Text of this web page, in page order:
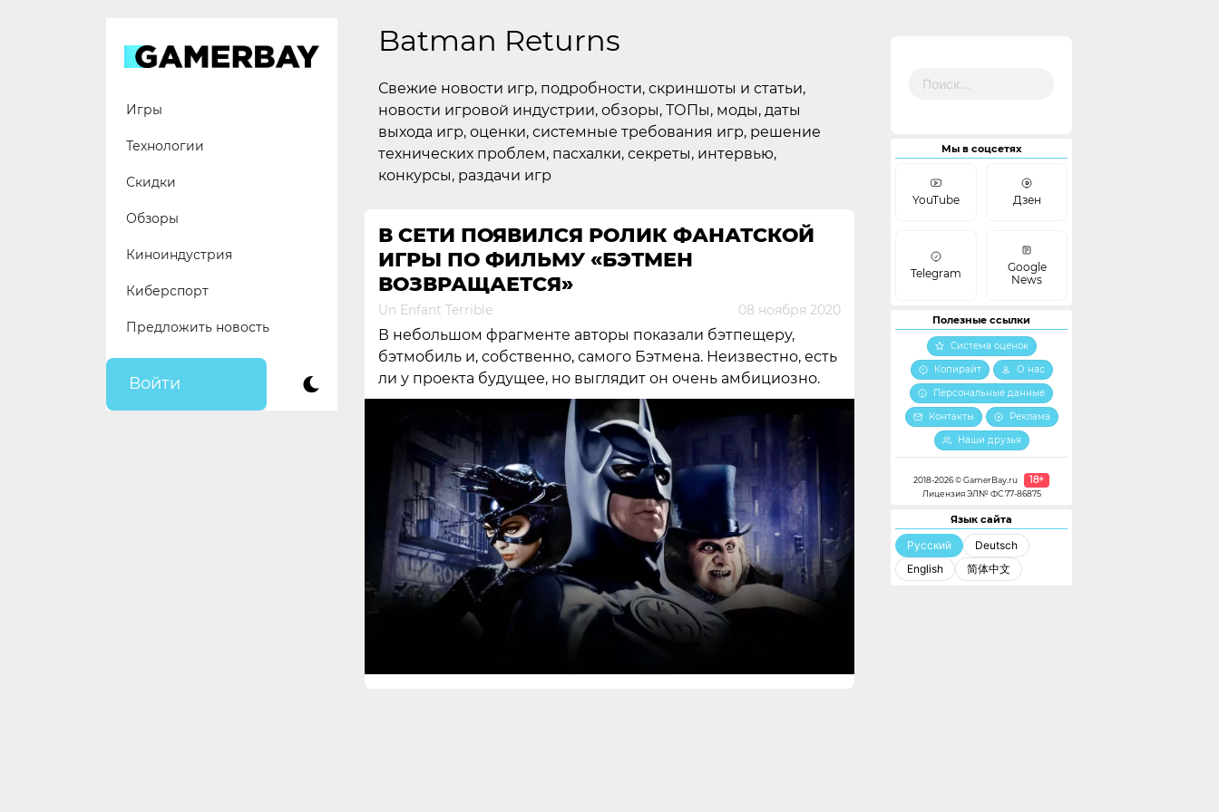
Игры
Технологии
Скидки
Обзоры
Киноиндустрия
Киберспорт
Предложить новость
Войти
Batman Returns
Свежие новости игр, подробности, скриншоты и статьи,
новости игровой индустрии, обзоры, ТОПы, моды, даты
выхода игр, оценки, системные требования игр, решение
технических проблем, пасхалки, секреты, интервью,
конкурсы, раздачи игр
В СЕТИ ПОЯВИЛСЯ РОЛИК ФАНАТСКОЙ
ИГРЫ ПО ФИЛЬМУ «БЭТМЕН
ВОЗВРАЩАЕТСЯ»
Un Enfant Terrible 08 ноября 2020
В небольшом фрагменте авторы показали бэтпещеру,
бэтмобиль и, собственно, самого Бэтмена. Неизвестно, есть
ли у проекта будущее, но выглядит он очень амбициозно.
Мы в соцсетях
YouTube Дзен
Telegram
Google
News
Полезные ссылки
Система оценок
Копирайт
О нас
Персональные данные
Контакты
Реклама
Наши друзья
2018-2026 © GamerBay.ru 18+
Лицензия ЭЛ№ ФС 77-86875
Язык сайта
Русский
Deutsch
English
简体中文